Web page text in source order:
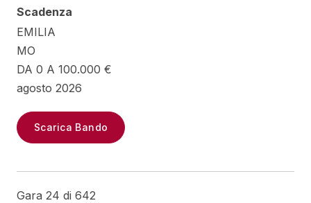
Scadenza
EMILIA
MO
DA 0 A 100.000 €
agosto 2026
Scarica Bando
Gara 24 di 642